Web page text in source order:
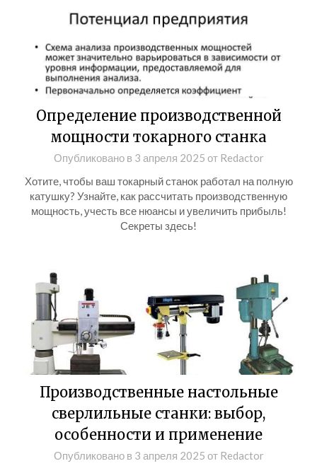
Определение производственной
мощности токарного станка
Опубликовано в 3 апреля 2025 от Redactor
Хотите, чтобы ваш токарный станок работал на полную
катушку? Узнайте, как рассчитать производственную
мощность, учесть все нюансы и увеличить прибыль!
Секреты здесь!
Производственные настольные
сверлильные станки: выбор,
особенности и применение
Опубликовано в 3 апреля 2025 от Redactor